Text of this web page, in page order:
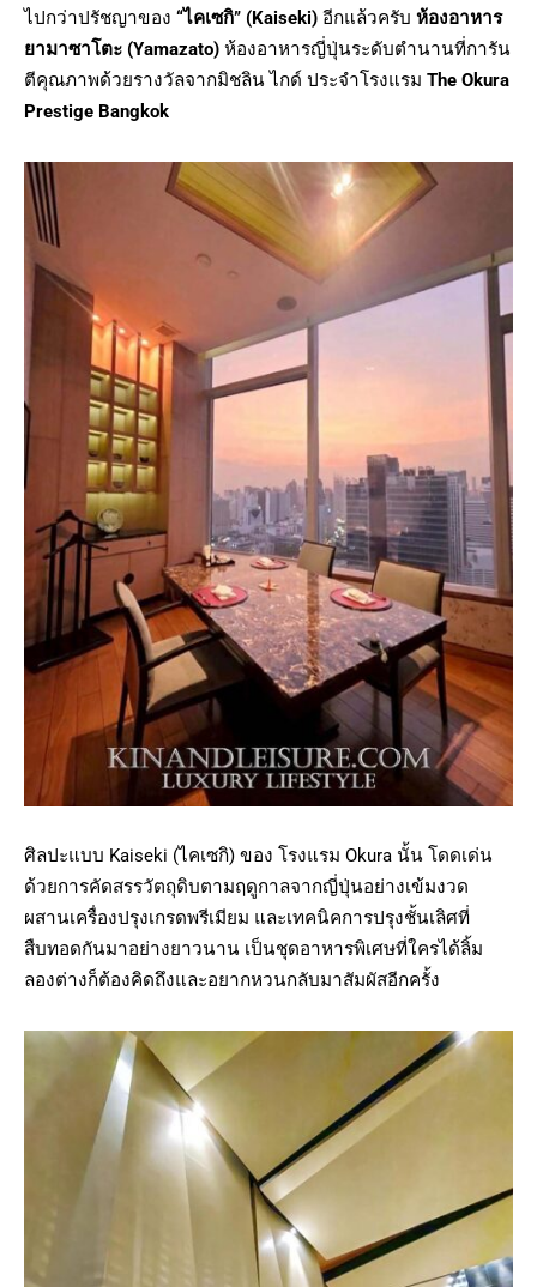
ไปกว่าปรัชญาของ “ไคเซกิ” (Kaiseki) อีกแล้วครับ ห้องอาหาร
ยามาซาโตะ (Yamazato) ห้องอาหารญี่ปุ่นระดับตำนานที่การัน
ตีคุณภาพด้วยรางวัลจากมิชลิน ไกด์ ประจำโรงแรม The Okura
Prestige Bangkok
ศิลปะแบบ Kaiseki (ไคเซกิ) ของ โรงแรม Okura นั้น โดดเด่น
ด้วยการคัดสรรวัตถุดิบตามฤดูกาลจากญี่ปุ่นอย่างเข้มงวด
ผสานเครื่องปรุงเกรดพรีเมียม และเทคนิคการปรุงชั้นเลิศที่
สืบทอดกันมาอย่างยาวนาน เป็นชุดอาหารพิเศษที่ใครได้ลิ้ม
ลองต่างก็ต้องคิดถึงและอยากหวนกลับมาสัมผัสอีกครั้ง